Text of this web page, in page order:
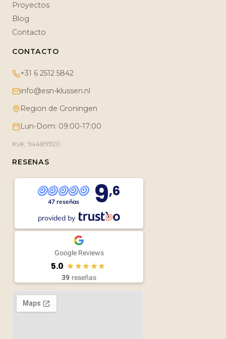
Proyectos
Blog
Contacto
CONTACTO
+31 6 2512 5842
info@esn-klussen.nl
Region de Groningen
Lun-Dom: 09:00-17:00
KvK: 94489920
RESENAS
47 reseñas 9,6
provided by
Google Reviews
5.0
39 reseñas